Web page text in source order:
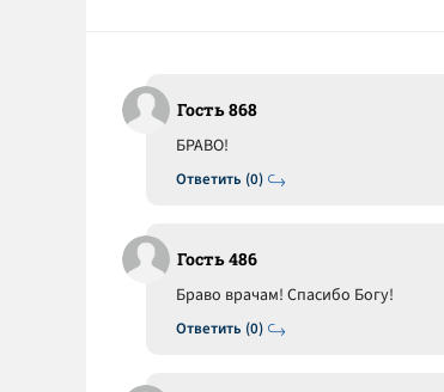
Гость 868
Ответить (0)
БРАВО!
Гость 486
Ответить (0)
Браво врачам! Спасибо Богу!